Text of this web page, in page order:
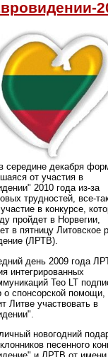
середине декабря
от участия в
2010 года из-за
трудностей, все-
в конкурсе,
пройдет в Норвегии,
в пятницу Литовское
(ЛРТВ).
день 2009 года
интегрированных
Teo LT
о спонсорской помощи,
Литве участвовать в
новогодний
песенного